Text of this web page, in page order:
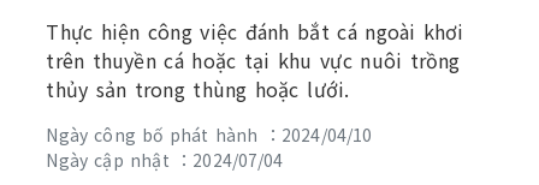
Thực hiện công việc đánh bắt cá ngoài khơi
trên thuyền cá hoặc tại khu vực nuôi trồng
thủy sản trong thùng hoặc lưới.
Ngày công bố phát hành ：2024/04/10
Ngày cập nhật ：2024/07/04